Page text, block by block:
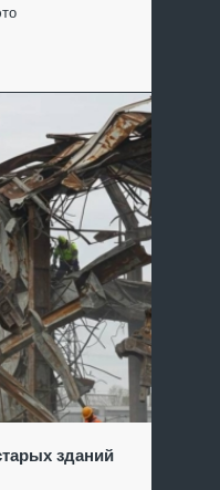
зданий